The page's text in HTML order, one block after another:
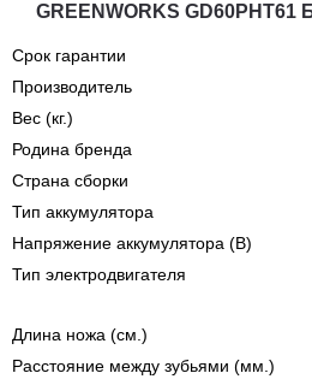
GREENWORKS
Срок гарантии
Производитель
Вес (кг.)
Родина бренда
Страна сборки
Тип аккумулятора
Напряжение аккумулятора (В)
Тип электродвигателя
Длина ножа (cм.)
Расстояние между зубьями (мм.)